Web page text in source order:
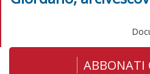
ABBONATI